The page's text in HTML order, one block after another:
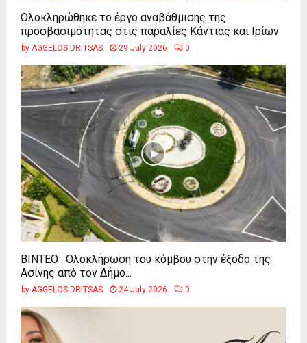
Ολοκληρώθηκε το έργο αναβάθμισης της
προσβασιμότητας στις παραλίες Κάντιας και Ιρίων
by AGGELOS DRITSAS 29 July 2026 0
ΒΙΝΤΕΟ : Ολοκλήρωση του κόμβου στην έξοδο της
Ασίνης από τον Δήμο...
by AGGELOS DRITSAS 24 July 2026 0